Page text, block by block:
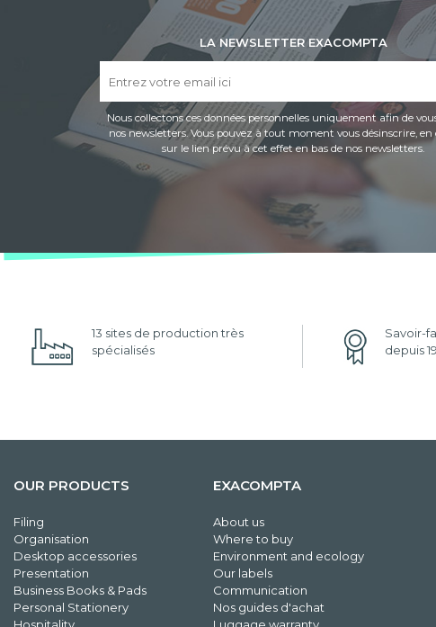
LA NEWSLETTER EXACOMPTA
Nous collectons ces données personnelles uniquement afin de
nos newsletters. Vous pouvez à tout moment vous désinscrire,
sur le lien prévu à cet effet en bas de nos newsletters.
13 sites de production très
spécialisés
Savoir-
depuis
OUR PRODUCTS
Filing
Organisation
Desktop accessories
Presentation
Business Books & Pads
Personal Stationery
EXACOMPTA
About us
Where to buy
Environment and ecology
Our labels
Communication
Nos guides d'achat